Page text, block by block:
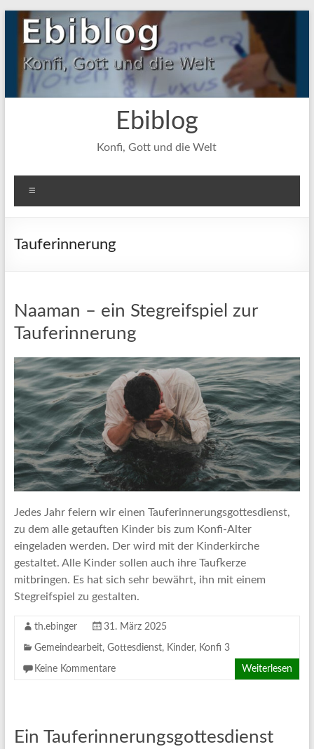
Zum
Inhalt
springen
Ebiblog
Konfi, Gott und die Welt
Tauferinnerung
Naaman – ein Stegreifspiel zur
Tauferinnerung
Jedes Jahr feiern wir einen Tauferinnerungsgottesdienst,
zu dem alle getauften Kinder bis zum Konfi-Alter
eingeladen werden. Der wird mit der Kinderkirche
gestaltet. Alle Kinder sollen auch ihre Taufkerze
mitbringen. Es hat sich sehr bewährt, ihn mit einem
Stegreifspiel zu gestalten.
th.ebinger 31. März 2025
Gemeindearbeit, Gottesdienst, Kinder, Konfi 3
Keine Kommentare Weiterlesen
Ein Tauferinnerungsgottesdienst